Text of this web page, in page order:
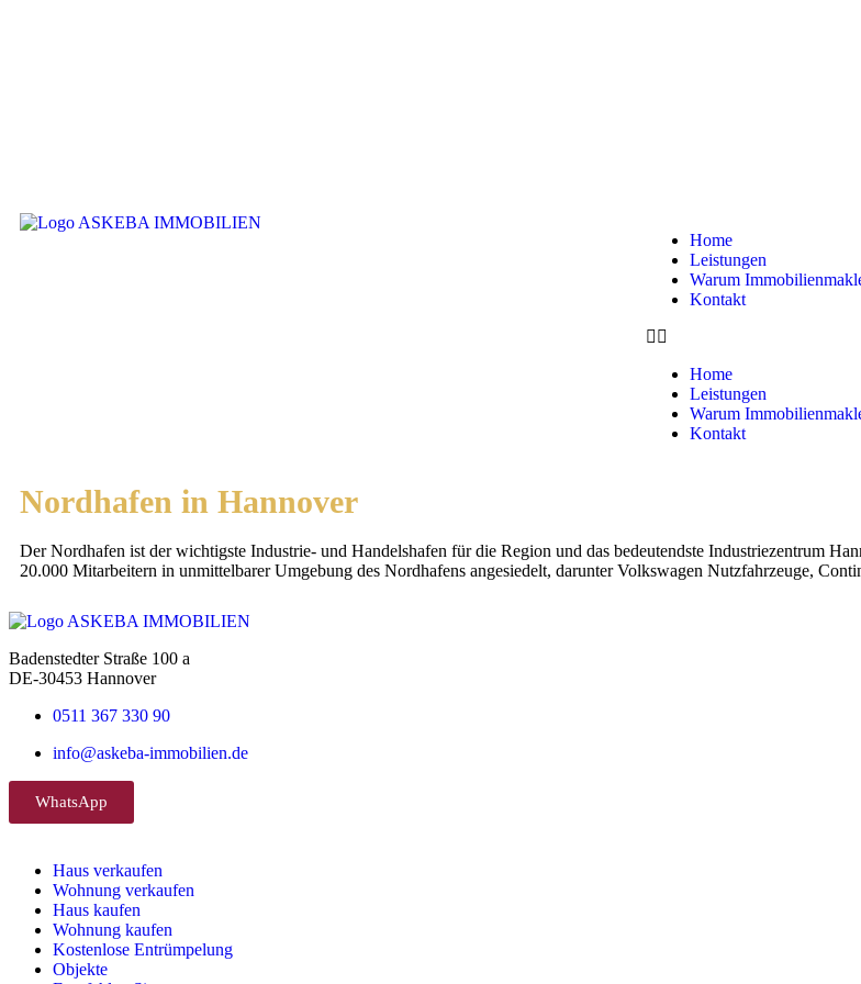
Home
Leistungen
Warum
Kontakt
Home
Leistungen
Warum
Kontakt
Nordhafen in Hannover
Der Nordhafen ist der wichtigste Industrie- und Handelshafen für die Region und das bedeutendste Industriezentrum
20.000 Mitarbeitern in unmittelbarer Umgebung des Nordhafens angesiedelt, darunter Volkswagen Nutzfahrzeuge,
Badenstedter Straße 100 a
DE-30453 Hannover
0511 367 330 90
info@askeba-immobilien.de
WhatsApp
Haus verkaufen
Wohnung verkaufen
Haus kaufen
Wohnung kaufen
Kostenlose Entrümpelung
Objekte